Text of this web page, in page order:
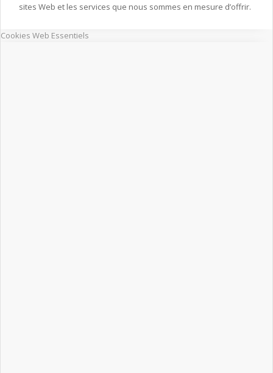
sites Web et les services que nous sommes en mesure d’offrir.
Cookies Web Essentiels